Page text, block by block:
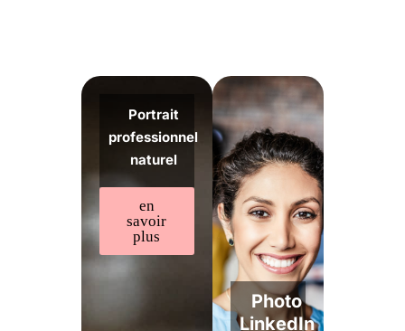
Portrait
professionnel
naturel
en
savoir
plus
Photo
LinkedIn